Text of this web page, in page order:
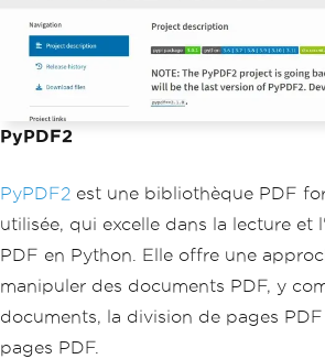
PyPDF2
PyPDF2 est une bibliothèque PDF
utilisée, qui excelle dans la lecture et
PDF en Python. Elle offre une
manipuler des documents PDF, y
documents, la division de pages
pages PDF.